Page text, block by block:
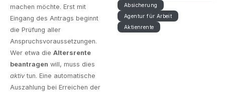
machen möchte. Erst mit
Eingang des Antrags beginnt
die Prüfung aller
Anspruchsvoraussetzungen.
Wer etwa die Altersrente
beantragen will, muss dies
aktivtun. Eine automatische
Auszahlung bei Erreichen der
Absicherung
Agentur für Arbeit
Aktienrente